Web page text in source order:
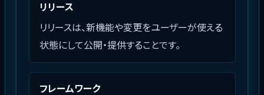
リリース
リリースは、新機能や変更をユーザーが使える
状態にして公開・提供することです。
フレームワーク